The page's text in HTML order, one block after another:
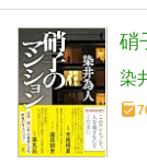
硝
染